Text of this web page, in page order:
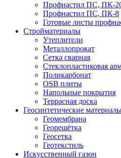
Профнастил ПС, ПК-
Профнастил ПС, ПК-8
Готовые листы
Стройматериалы
Утеплители
Металлопрокат
Сетка сварная
Стеклопластиковая
Поликарбонат
OSB плиты
Напольные покрытия
Террасная доска
Геосинтетические
Геомембрана
Георешётка
Геосетка
Геотекстиль
Искусственный газон